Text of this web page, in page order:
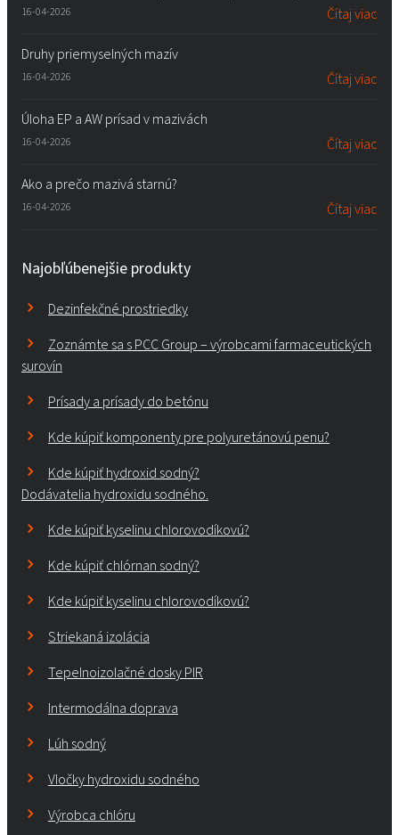
16-04-2026 Čítaj viac
Druhy priemyselných mazív
16-04-2026 Čítaj viac
Úloha EP a AW prísad v mazivách
16-04-2026 Čítaj viac
Ako a prečo mazivá starnú?
16-04-2026 Čítaj viac
Najobľúbenejšie produkty
Dezinfekčné prostriedky
Zoznámte sa s PCC Group – výrobcami farmaceutických
surovín
Prísady a prísady do betónu
Kde kúpiť komponenty pre polyuretánovú penu?
Kde kúpiť hydroxid sodný?
Dodávatelia hydroxidu sodného.
Kde kúpiť kyselinu chlorovodíkovú?
Kde kúpiť chlórnan sodný?
Kde kúpiť kyselinu chlorovodíkovú?
Striekaná izolácia
Tepelnoizolačné dosky PIR
Intermodálna doprava
Lúh sodný
Vločky hydroxidu sodného
Výrobca chlóru